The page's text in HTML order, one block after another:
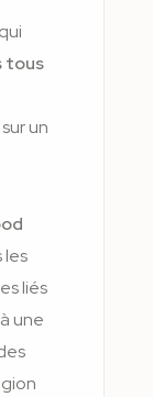
tous
un
les
liés
une